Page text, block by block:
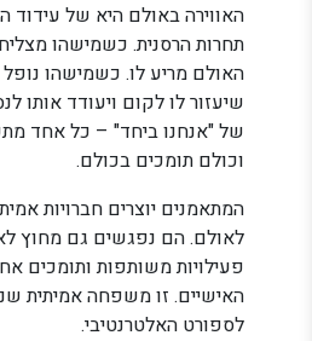
האווירה באולם היא של עידוד
תחרות הרסנית. כשמישהו
האולם מריע לו. כשמישהו
שיעזור לו לקום ויעודד אותו
של "אנחנו ביחד" – כל אחד
וכולם תומכים בכולם.
המתאמנים יוצרים חברויות
לאולם. הם נפגשים גם מחוץ
פעילויות משותפות ותומכים
האישיים. זו משפחה אמיתית
לספורט האלטרנטיבי.